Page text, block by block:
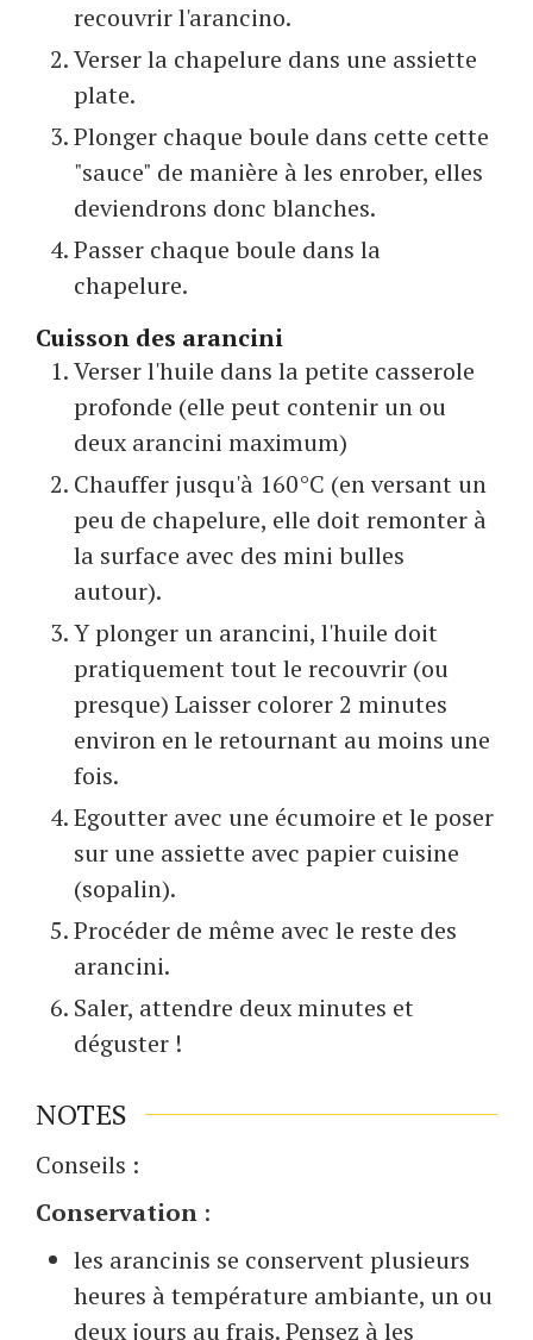
recouvrir l'arancino.
Verser la chapelure dans une assiette
plate.
Plonger chaque boule dans cette cette
"sauce" de manière à les enrober, elles
deviendrons donc blanches.
Passer chaque boule dans la
chapelure.
Cuisson des arancini
Verser l'huile dans la petite casserole
profonde (elle peut contenir un ou
deux arancini maximum)
Chauffer jusqu'à 160°C (en versant un
peu de chapelure, elle doit remonter à
la surface avec des mini bulles
autour).
Y plonger un arancini, l'huile doit
pratiquement tout le recouvrir (ou
presque) Laisser colorer 2 minutes
environ en le retournant au moins une
fois.
Egoutter avec une écumoire et le poser
sur une assiette avec papier cuisine
(sopalin).
Procéder de même avec le reste des
arancini.
Saler, attendre deux minutes et
déguster !
NOTES
Conseils :
Conservation :
les arancinis se conservent plusieurs
heures à température ambiante, un ou
deux jours au frais. Pensez à les